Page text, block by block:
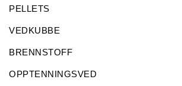
PELLETS
VEDKUBBE
BRENNSTOFF
OPPTENNINGSVED